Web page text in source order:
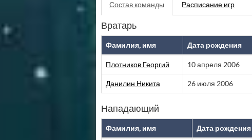
Состав команды Расписание игр
Вратарь
Фамилия, имя Дата рождения
Плотников Георгий 10 апреля 2006
Данилин Никита 26 июля 2006
Нападающий
Фамилия, имя Дата рождения